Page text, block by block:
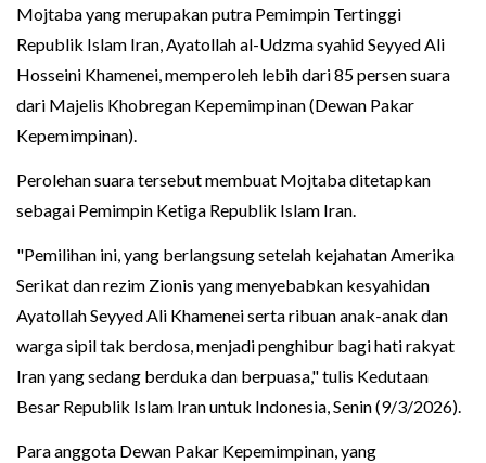
Mojtaba yang merupakan putra Pemimpin Tertinggi
Republik Islam Iran, Ayatollah al-Udzma syahid Seyyed Ali
Hosseini Khamenei, memperoleh lebih dari 85 persen suara
dari Majelis Khobregan Kepemimpinan (Dewan Pakar
Kepemimpinan).
Perolehan suara tersebut membuat Mojtaba ditetapkan
sebagai Pemimpin Ketiga Republik Islam Iran.
"Pemilihan ini, yang berlangsung setelah kejahatan Amerika
Serikat dan rezim Zionis yang menyebabkan kesyahidan
Ayatollah Seyyed Ali Khamenei serta ribuan anak-anak dan
warga sipil tak berdosa, menjadi penghibur bagi hati rakyat
Iran yang sedang berduka dan berpuasa," tulis Kedutaan
Besar Republik Islam Iran untuk Indonesia, Senin (9/3/2026).
Para anggota Dewan Pakar Kepemimpinan, yang